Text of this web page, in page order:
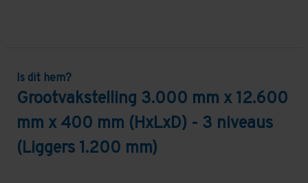
Is dit hem?
Grootvakstelling 3.000 mm x 12.600
mm x 400 mm (HxLxD) - 3 niveaus
(Liggers 1.200 mm)